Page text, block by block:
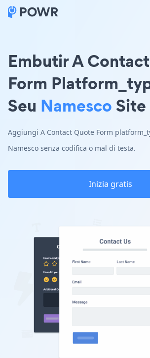
Embutir A
Form
Seu NamescoSite
Aggiungi A Contact Quote Form
Namesco senza codifica o mal di testa.
Inizia gratis